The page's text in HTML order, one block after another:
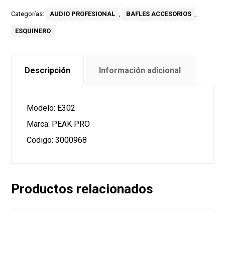
Categorías: AUDIO PROFESIONAL , BAFLES ACCESORIOS ,
ESQUINERO
Descripción Información adicional
Modelo: E302
Marca: PEAK PRO
Codigo: 3000968
Productos relacionados